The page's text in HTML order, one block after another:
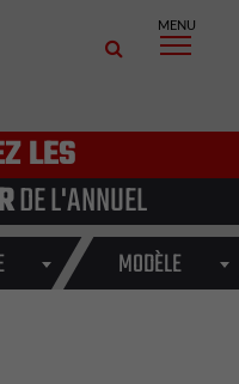
MENU
LES
DE L'ANNUEL
MODÈLE